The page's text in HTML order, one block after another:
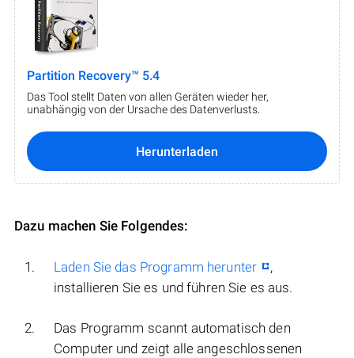
Partition Recovery™ 5.4
Das Tool stellt Daten von allen Geräten wieder her,
unabhängig von der Ursache des Datenverlusts.
Herunterladen
Dazu machen Sie Folgendes:
Laden Sie das Programm herunter
,
installieren Sie es und führen Sie es aus.
Das Programm scannt automatisch den
Computer und zeigt alle angeschlossenen